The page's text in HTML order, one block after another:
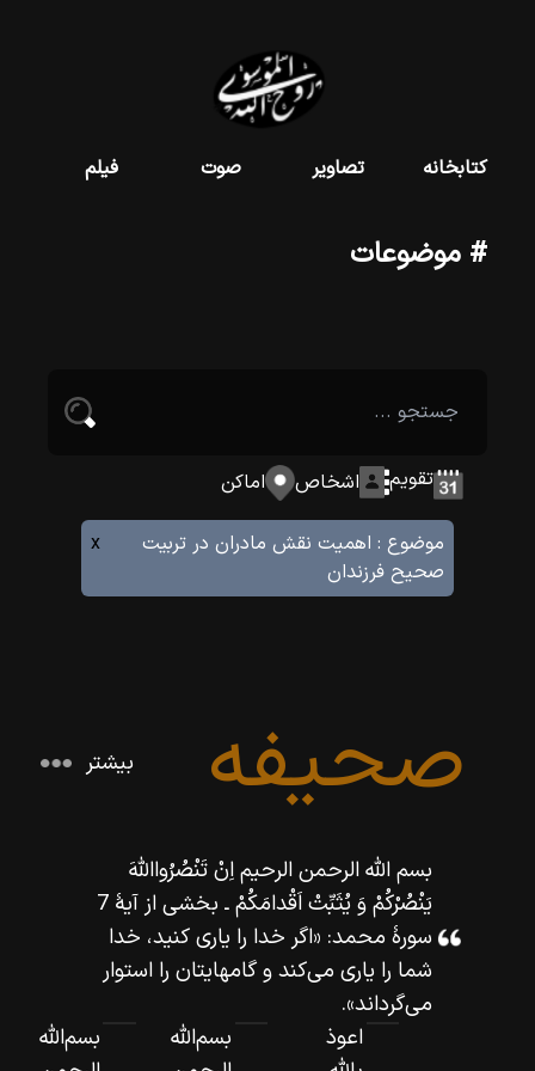
کتابخانه تصاویر صوت فیلم
# موضوعات
تقویم اشخاص اماکن
موضوع : اهميت نقش مادران در تربيت
صحيح فرزندان
x
صحیفه بیشتر
بسم اللّه‌ الرحمن الرحيم اِنْ تَنْصُرُوااللّه‌َ
يَنْصُرْكُمْ وَ يُثَبِّتْ اَقْدامَكُمْ
ـ بخشى از آيۀ 7
سورۀ محمد: «اگر خدا را يارى كنيد، خدا
شما را يارى مى‌كند و گامهايتان را استوار
مى‌گرداند».
اعوذ
بسم‌اللّه‌
بسم‌اللّه‌